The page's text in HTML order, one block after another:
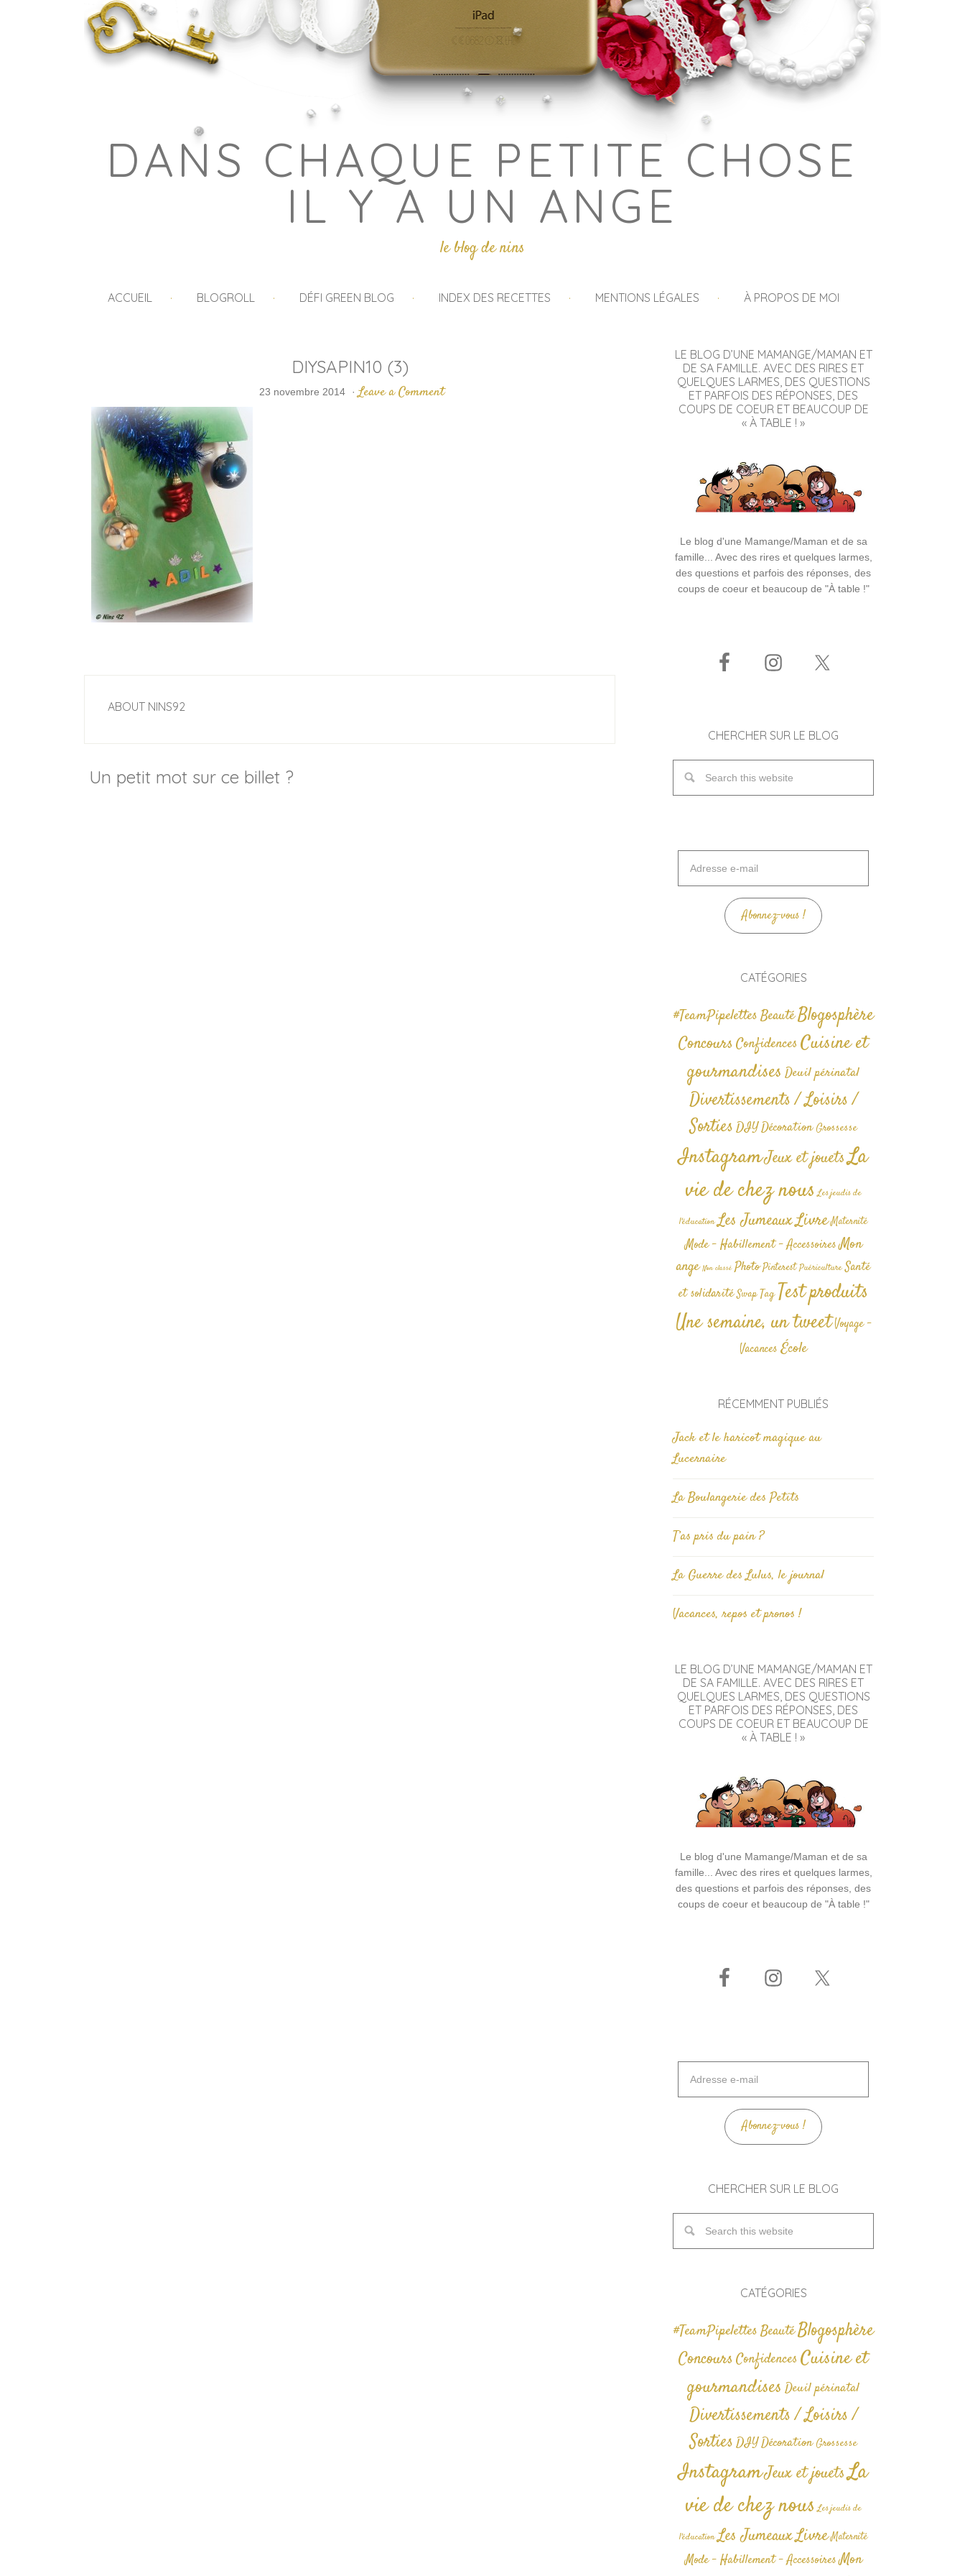
DANS CHAQUE PETITE CHOSE
IL Y A UN ANGE
le blog de nins
ACCUEIL BLOGROLL DÉFI GREEN BLOG INDEX DES RECETTES MENTIONS LÉGALES À PROPOS DE MOI
DIYSAPIN10 (3)
23 novembre 2014 · Leave a Comment
ABOUT NINS92
Un petit mot sur ce billet ?
LE BLOG D’UNE MAMANGE/MAMAN ET
DE SA FAMILLE. AVEC DES RIRES ET
QUELQUES LARMES, DES QUESTIONS
ET PARFOIS DES RÉPONSES, DES
COUPS DE COEUR ET BEAUCOUP DE
« À TABLE ! »
Le blog d'une Mamange/Maman et de sa
famille... Avec des rires et quelques larmes,
des questions et parfois des réponses, des
coups de coeur et beaucoup de "À table !"
CHERCHER SUR LE BLOG
mail
Abonnez-vous !
CATÉGORIES
#TeamPipelettesBeautéBlogosphère
ConcoursConfidences Cuisine et
gourmandises Deuil périnatal
Divertissements / Loisirs /
SortiesDIYDécoration Grossesse
InstagramJeux et jouetsLa
vie de chez nous Les jeudis de
l'éducation Les JumeauxLivre Maternité
Mode - Habillement - AccessoiresMon
ange Non classé Photo Pinterest Puériculture Santé
et solidarité Swap TagTest produits
Une semaine, un tweetVoyage -
Vacances École
RÉCEMMENT PUBLIÉS
Jack et le haricot magique au
Lucernaire
La Boulangerie des Petits
T’as pris du pain ?
La Guerre des Lulus, le journal
Vacances, repos et pronos !
LE BLOG D’UNE MAMANGE/MAMAN ET
DE SA FAMILLE. AVEC DES RIRES ET
QUELQUES LARMES, DES QUESTIONS
ET PARFOIS DES RÉPONSES, DES
COUPS DE COEUR ET BEAUCOUP DE
« À TABLE ! »
Le blog d'une Mamange/Maman et de sa
famille... Avec des rires et quelques larmes,
des questions et parfois des réponses, des
coups de coeur et beaucoup de "À table !"
mail
Abonnez-vous !
CHERCHER SUR LE BLOG
CATÉGORIES
#TeamPipelettesBeautéBlogosphère
ConcoursConfidences Cuisine et
gourmandises Deuil périnatal
Divertissements / Loisirs /
SortiesDIYDécoration Grossesse
InstagramJeux et jouetsLa
vie de chez nous Les jeudis de
l'éducation Les JumeauxLivre Maternité
Mode - Habillement - AccessoiresMon